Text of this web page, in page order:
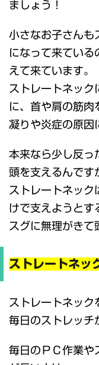
ましょう！
小さなお子さんも
になって来ている
えて来ています。
ストレートネック
に、首や肩の筋肉
凝りや炎症の原因
本来なら少し反っ
頭を支えるんです
ストレートネック
けで支えようとす
スグに無理がきて
ストレートネッ
ストレートネック
毎日のストレッチ
毎日のＰＣ作業や